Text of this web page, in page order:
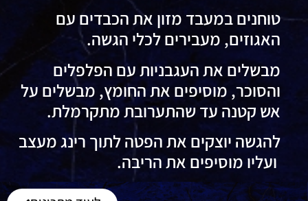
טוחנים במעבד מזון את הכבדים עם
האגוזים, מעבירים לכלי הגשה.
מבשלים את העגבניות עם הפלפלים
והסוכר, מוסיפים את החומץ, מבשלים על
אש קטנה עד שהתערובת מתקרמלת.
להגשה יוצקים את הפטה לתוך רינג מעצב
ועליו מוסיפים את הריבה.